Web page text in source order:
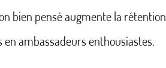
bien pensé augmente la rétention
ambassadeurs enthousiastes.